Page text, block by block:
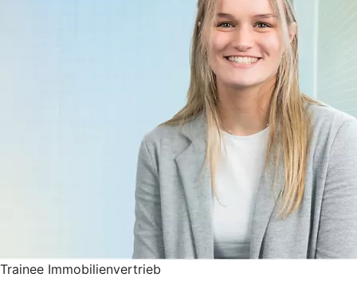
Trainee Immobilienvertrieb